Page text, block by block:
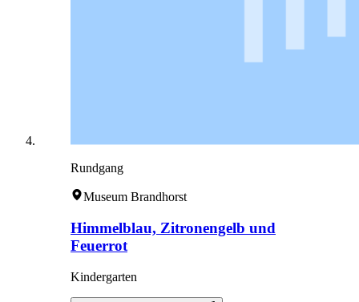
Rundgang
Museum Brandhorst
Himmelblau, Zitronengelb und
Feuerrot
Kindergarten